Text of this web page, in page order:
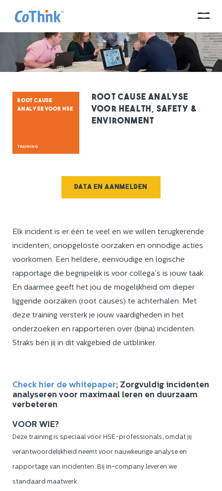
ROOT CAUSE
ANALYSE VOOR HSE
TRAINING
Root Cause Analyse
voor Health, Safety &
Environment
Data en aanmelden
Elk incident is er één te veel en we willen terugkerende
incidenten, onopgeloste oorzaken en onnodige acties
voorkomen. Een heldere, eenvoudige en logische
rapportage die begrijpelijk is voor collega’s is jouw taak.
En daarmee geeft het jou de mogelijkheid om dieper
liggende oorzaken (root causes) te achterhalen. Met
deze training versterk je jouw vaardigheden in het
onderzoeken en rapporteren over (bijna) incidenten.
Straks ben jij in dit vakgebied de uitblinker.
Check hier de whitepaper; Zorgvuldig incidenten
analyseren voor maximaal leren en duurzaam
verbeteren
VOOR WIE?
Deze training is speciaal voor HSE-professionals, omdat jij
verantwoordelijkheid neemt voor nauwkeurige analyse en
rapportage van incidenten. Bij in-company leveren we
standaard maatwerk.